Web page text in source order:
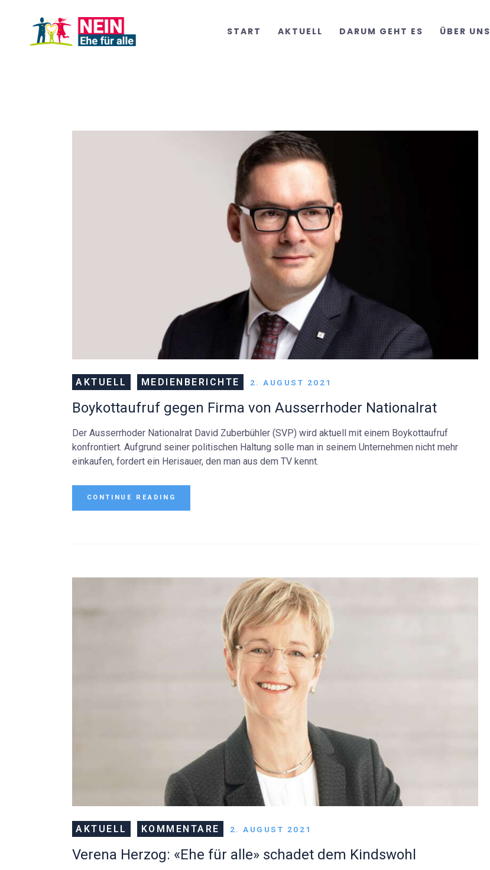
START AKTUELL DARUM GEHT ES ÜBER UNS
DOWNLOADS
AKTUELL MEDIENBERICHTE 2. AUGUST 2021
Boykottaufruf gegen Firma von Ausserrhoder Nationalrat
Der Ausserrhoder Nationalrat David Zuberbühler (SVP) wird aktuell mit einem Boykottaufruf
konfrontiert. Aufgrund seiner politischen Haltung solle man in seinem Unternehmen nicht mehr
einkaufen, fordert ein Herisauer, den man aus dem TV kennt.
CONTINUE READING
AKTUELL KOMMENTARE 2. AUGUST 2021
Verena Herzog: «Ehe für alle» schadet dem Kindswohl